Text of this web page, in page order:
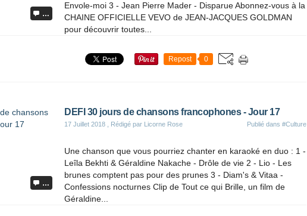
…
Envole-moi 3 - Jean Pierre Mader - Disparue Abonnez-vous à la
CHAINE OFFICIELLE VEVO de JEAN-JACQUES GOLDMAN
pour découvrir toutes...
Repost 0
…
DEFI 30 jours de chansons francophones - Jour 17
17 Juillet 2018 , Rédigé par Licorne Rose Publié dans #Culture
Une chanson que vous pourriez chanter en karaoké en duo : 1 -
Leîla Bekhti & Géraldine Nakache - Drôle de vie 2 - Lio - Les
brunes comptent pas pour des prunes 3 - Diam's & Vitaa -
Confessions nocturnes Clip de Tout ce qui Brille, un film de
Géraldine...